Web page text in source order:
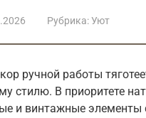
Рубрика:Уют
ручной работы
стилю. В приоритете
и винтажные